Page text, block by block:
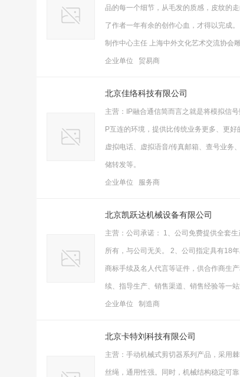
品的每一个细节，从毛发的质感，皮纹的
了作者一年有余的创作心血，才得以完成
制作中心主任 上海中外文化艺术交流协会
企业单位 贸易商
北京佳络科技有限公司
主营：IP融合通信简而言之就是将模拟信
P互连的环境，提供比传统业务更多、更
虚拟电话、虚拟语音/传真邮箱、查号业务
储转发等。
企业单位 服务商
北京凯跃达机械设备有限公司
主营：公司承诺： 1、公司免费提供全套
所有，与公司无关。 2、公司指定具有18
商标手续及名人代言等证件，供合作商生
续、指导生产、销售渠道、销售经验等一
企业单位 制造商
北京卡特刘科技有限公司
主营：手动机械式剪切器系列产品，采用
丝绳，通用性强。同时，机械结构稳定可